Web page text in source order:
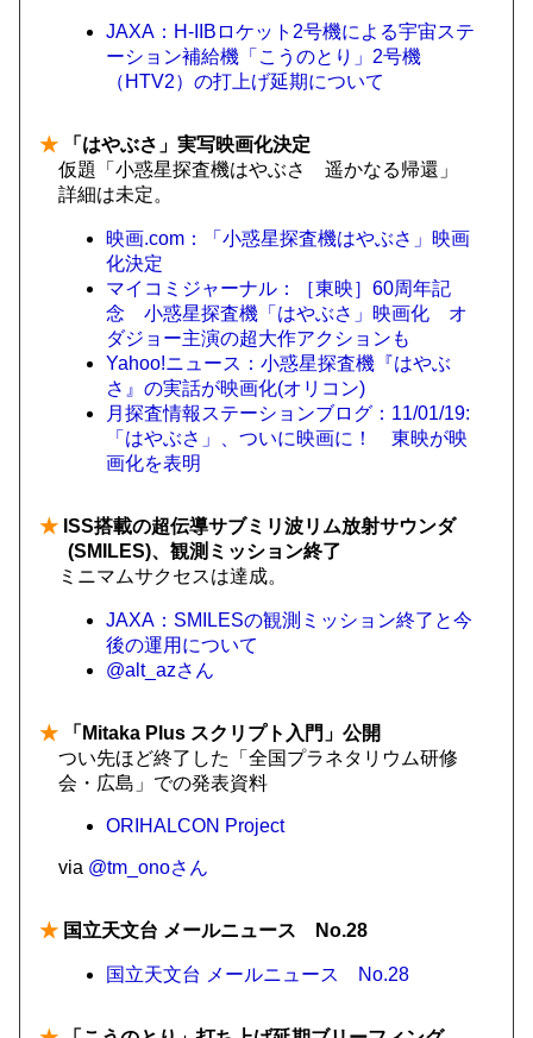
JAXA：H-IIBロケット2号機による宇宙ステ
ーション補給機「こうのとり」2号機
（HTV2）の打上げ延期について
★ 「はやぶさ」実写映画化決定
仮題「小惑星探査機はやぶさ 遥かなる帰還」
詳細は未定。
映画.com：「小惑星探査機はやぶさ」映画
化決定
マイコミジャーナル：［東映］60周年記
念 小惑星探査機「はやぶさ」映画化 オ
ダジョー主演の超大作アクションも
Yahoo!ニュース：小惑星探査機『はやぶ
さ』の実話が映画化(オリコン)
月探査情報ステーションブログ：11/01/19:
「はやぶさ」、ついに映画に！ 東映が映
画化を表明
★ ISS搭載の超伝導サブミリ波リム放射サウンダ
(SMILES)、観測ミッション終了
ミニマムサクセスは達成。
JAXA：SMILESの観測ミッション終了と今
後の運用について
@alt_azさん
★ 「Mitaka Plus スクリプト入門」公開
つい先ほど終了した「全国プラネタリウム研修
会・広島」での発表資料
ORIHALCON Project
via @tm_onoさん
★ 国立天文台 メールニュース No.28
国立天文台 メールニュース No.28